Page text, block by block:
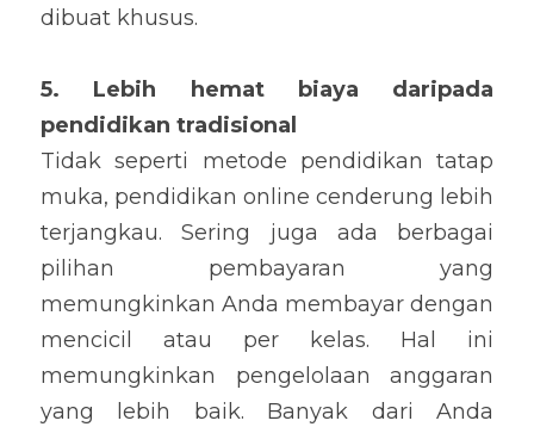
dibuat khusus.
5. Lebih hemat biaya daripada
pendidikan tradisional
Tidak seperti metode pendidikan tatap
muka, pendidikan online cenderung lebih
terjangkau. Sering juga ada berbagai
pilihan pembayaran yang
memungkinkan Anda membayar dengan
mencicil atau per kelas. Hal ini
memungkinkan pengelolaan anggaran
yang lebih baik. Banyak dari Anda